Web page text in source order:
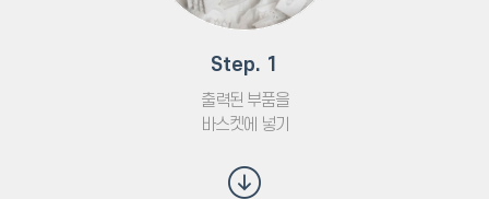
Step. 1
출력된 부품을
바스켓에 넣기